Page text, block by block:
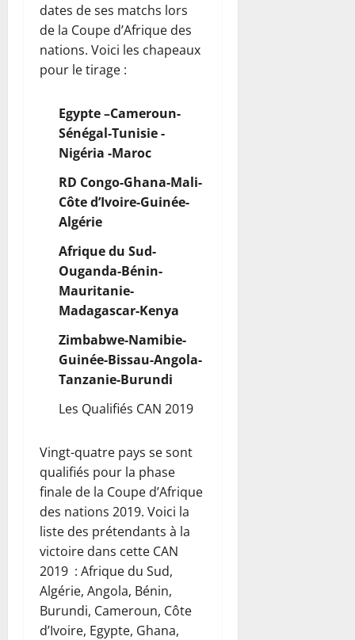
dates de ses matchs lors
de la Coupe d’Afrique des
nations. Voici les chapeaux
pour le tirage :
Egypte –Cameroun-
Sénégal-Tunisie -
Nigéria -Maroc
RD Congo-Ghana-Mali-
Côte d’Ivoire-Guinée-
Algérie
Afrique du Sud-
Ouganda-Bénin-
Mauritanie-
Madagascar-Kenya
Zimbabwe-Namibie-
Guinée-Bissau-Angola-
Tanzanie-Burundi
Les Qualifiés CAN 2019
Vingt-quatre pays se sont
qualifiés pour la phase
finale de la Coupe d’Afrique
des nations 2019. Voici la
liste des prétendants à la
victoire dans cette CAN
2019 : Afrique du Sud,
Algérie, Angola, Bénin,
Burundi, Cameroun, Côte
d’Ivoire, Egypte, Ghana,